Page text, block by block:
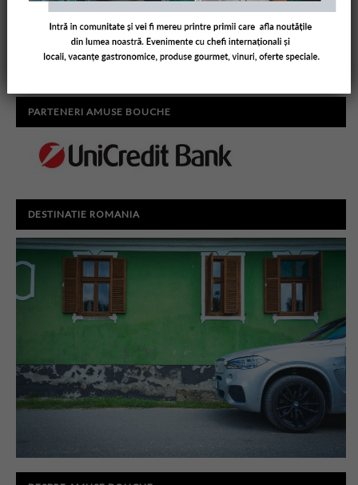
PARTENERI AMUSE BOUCHE
DESTINATIE ROMANIA